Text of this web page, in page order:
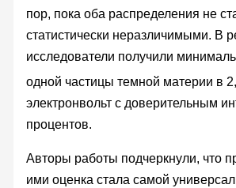
пор, пока оба распределения не
статистически неразличимыми. В
исследователи получили
одной частицы темной материи в
электронвольт с доверительным
процентов.
Авторы работы подчеркнули, что
ими оценка стала самой